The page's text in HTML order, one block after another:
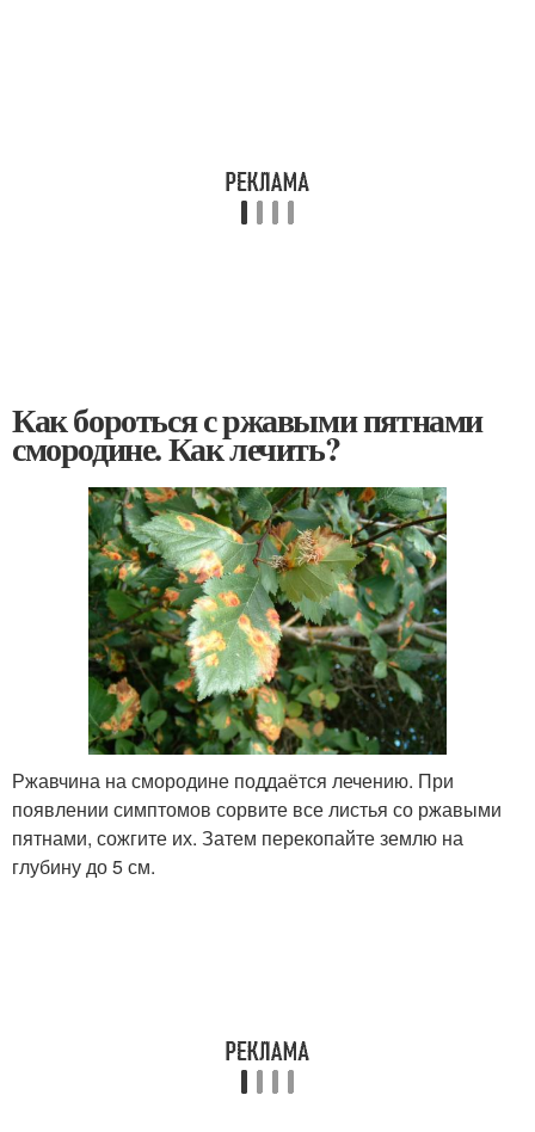
Как бороться с ржавыми пятнами
смородине. Как лечить?
Ржавчина на смородине поддаётся лечению. При
появлении симптомов сорвите все листья со ржавыми
пятнами, сожгите их. Затем перекопайте землю на
глубину до 5 см.